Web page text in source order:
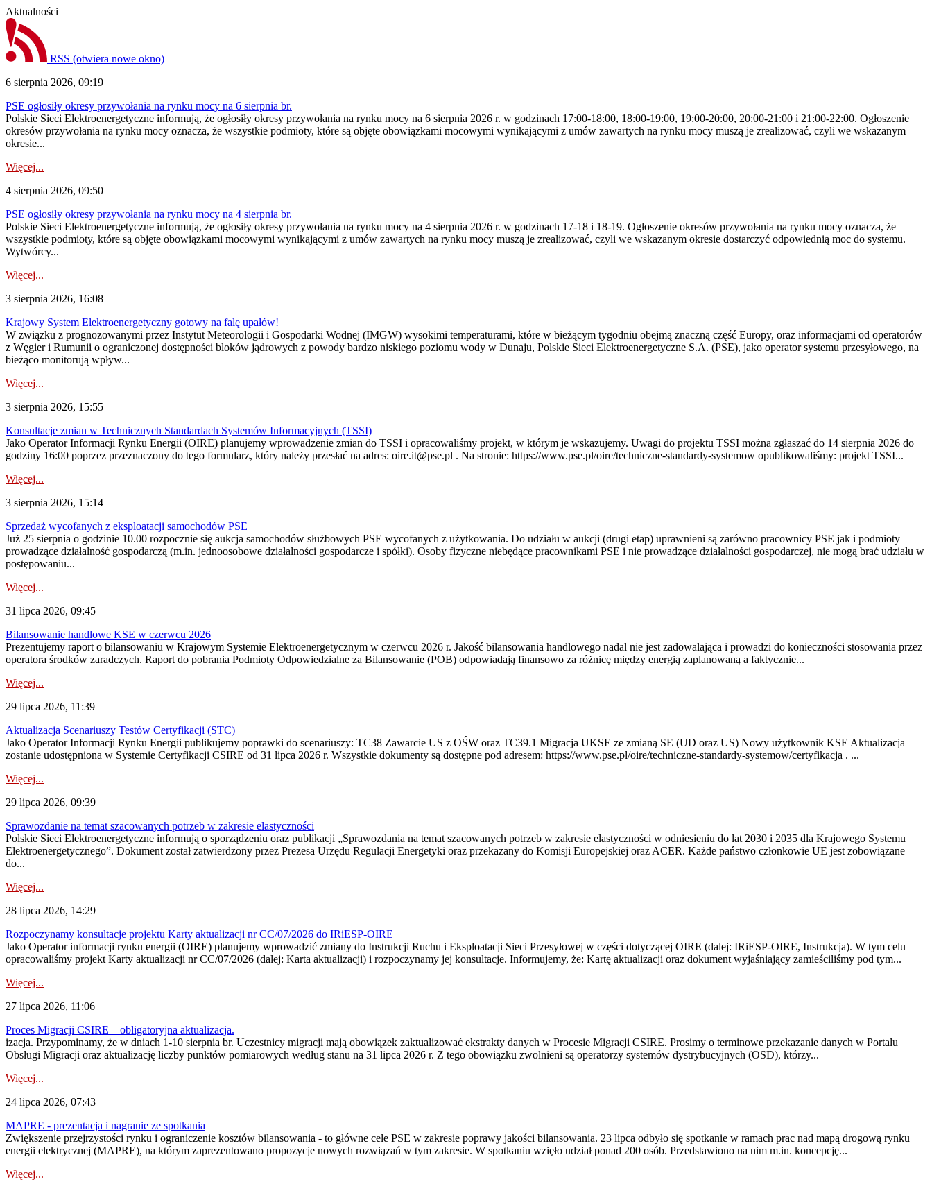
Aktualności
RSS (otwiera nowe okno)
6 sierpnia 2026, 09:19
PSE ogłosiły okresy przywołania na rynku mocy na 6 sierpnia br.
Polskie Sieci Elektroenergetyczne informują, że ogłosiły okresy przywołania na rynku mocy na 6 sierpnia 2026 r. w godzinach 17:00-18:00, 18:00-19:00, 19:00-20:00, 20:00-21:00 i 21:00-22:00. Ogłoszenie
okresów przywołania na rynku mocy oznacza, że wszystkie podmioty, które są objęte obowiązkami mocowymi wynikającymi z umów zawartych na rynku mocy muszą je zrealizować, czyli we wskazanym
okresie...
Więcej...
4 sierpnia 2026, 09:50
PSE ogłosiły okresy przywołania na rynku mocy na 4 sierpnia br.
Polskie Sieci Elektroenergetyczne informują, że ogłosiły okresy przywołania na rynku mocy na 4 sierpnia 2026 r. w godzinach 17-18 i 18-19. Ogłoszenie okresów przywołania na rynku mocy oznacza, że
wszystkie podmioty, które są objęte obowiązkami mocowymi wynikającymi z umów zawartych na rynku mocy muszą je zrealizować, czyli we wskazanym okresie dostarczyć odpowiednią moc do systemu.
Wytwórcy...
Więcej...
3 sierpnia 2026, 16:08
Krajowy System Elektroenergetyczny gotowy na falę upałów!
W związku z prognozowanymi przez Instytut Meteorologii i Gospodarki Wodnej (IMGW) wysokimi temperaturami, które w bieżącym tygodniu obejmą znaczną część Europy, oraz informacjami od operatorów
z Węgier i Rumunii o ograniczonej dostępności bloków jądrowych z powody bardzo niskiego poziomu wody w Dunaju, Polskie Sieci Elektroenergetyczne S.A. (PSE), jako operator systemu przesyłowego, na
bieżąco monitorują wpływ...
Więcej...
3 sierpnia 2026, 15:55
Konsultacje zmian w Technicznych Standardach Systemów Informacyjnych (TSSI)
Jako Operator Informacji Rynku Energii (OIRE) planujemy wprowadzenie zmian do TSSI i opracowaliśmy projekt, w którym je wskazujemy. Uwagi do projektu TSSI można zgłaszać do 14 sierpnia 2026 do
godziny 16:00 poprzez przeznaczony do tego formularz, który należy przesłać na adres: oire.it@pse.pl . Na stronie: https://www.pse.pl/oire/techniczne-standardy-systemow opublikowaliśmy: projekt TSSI...
Więcej...
3 sierpnia 2026, 15:14
Sprzedaż wycofanych z eksploatacji samochodów PSE
Już 25 sierpnia o godzinie 10.00 rozpocznie się aukcja samochodów służbowych PSE wycofanych z użytkowania. Do udziału w aukcji (drugi etap) uprawnieni są zarówno pracownicy PSE jak i podmioty
prowadzące działalność gospodarczą (m.in. jednoosobowe działalności gospodarcze i spółki). Osoby fizyczne niebędące pracownikami PSE i nie prowadzące działalności gospodarczej, nie mogą brać udziału w
postępowaniu...
Więcej...
31 lipca 2026, 09:45
Bilansowanie handlowe KSE w czerwcu 2026
Prezentujemy raport o bilansowaniu w Krajowym Systemie Elektroenergetycznym w czerwcu 2026 r. Jakość bilansowania handlowego nadal nie jest zadowalająca i prowadzi do konieczności stosowania przez
operatora środków zaradczych. Raport do pobrania Podmioty Odpowiedzialne za Bilansowanie (POB) odpowiadają finansowo za różnicę między energią zaplanowaną a faktycznie...
Więcej...
29 lipca 2026, 11:39
Aktualizacja Scenariuszy Testów Certyfikacji (STC)
Jako Operator Informacji Rynku Energii publikujemy poprawki do scenariuszy: TC38 Zawarcie US z OŚW oraz TC39.1 Migracja UKSE ze zmianą SE (UD oraz US) Nowy użytkownik KSE Aktualizacja
zostanie udostępniona w Systemie Certyfikacji CSIRE od 31 lipca 2026 r. Wszystkie dokumenty są dostępne pod adresem: https://www.pse.pl/oire/techniczne-standardy-systemow/certyfikacja . ...
Więcej...
29 lipca 2026, 09:39
Sprawozdanie na temat szacowanych potrzeb w zakresie elastyczności
Polskie Sieci Elektroenergetyczne informują o sporządzeniu oraz publikacji „Sprawozdania na temat szacowanych potrzeb w zakresie elastyczności w odniesieniu do lat 2030 i 2035 dla Krajowego Systemu
Elektroenergetycznego”. Dokument został zatwierdzony przez Prezesa Urzędu Regulacji Energetyki oraz przekazany do Komisji Europejskiej oraz ACER. Każde państwo członkowie UE jest zobowiązane
do...
Więcej...
28 lipca 2026, 14:29
Rozpoczynamy konsultacje projektu Karty aktualizacji nr CC/07/2026 do IRiESP-OIRE
Jako Operator informacji rynku energii (OIRE) planujemy wprowadzić zmiany do Instrukcji Ruchu i Eksploatacji Sieci Przesyłowej w części dotyczącej OIRE (dalej: IRiESP-OIRE, Instrukcja). W tym celu
opracowaliśmy projekt Karty aktualizacji nr CC/07/2026 (dalej: Karta aktualizacji) i rozpoczynamy jej konsultacje. Informujemy, że: Kartę aktualizacji oraz dokument wyjaśniający zamieściliśmy pod tym...
Więcej...
27 lipca 2026, 11:06
Proces Migracji CSIRE – obligatoryjna aktualizacja.
izacja. Przypominamy, że w dniach 1-10 sierpnia br. Uczestnicy migracji mają obowiązek zaktualizować ekstrakty danych w Procesie Migracji CSIRE. Prosimy o terminowe przekazanie danych w Portalu
Obsługi Migracji oraz aktualizację liczby punktów pomiarowych według stanu na 31 lipca 2026 r. Z tego obowiązku zwolnieni są operatorzy systemów dystrybucyjnych (OSD), którzy...
Więcej...
24 lipca 2026, 07:43
MAPRE - prezentacja i nagranie ze spotkania
Zwiększenie przejrzystości rynku i ograniczenie kosztów bilansowania - to główne cele PSE w zakresie poprawy jakości bilansowania. 23 lipca odbyło się spotkanie w ramach prac nad mapą drogową rynku
energii elektrycznej (MAPRE), na którym zaprezentowano propozycje nowych rozwiązań w tym zakresie. W spotkaniu wzięło udział ponad 200 osób. Przedstawiono na nim m.in. koncepcję...
Więcej...